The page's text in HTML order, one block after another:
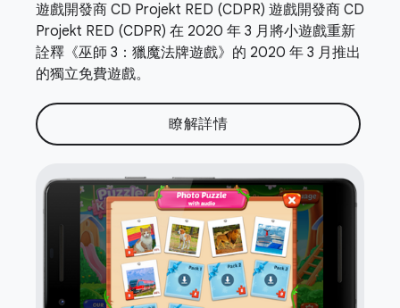
遊戲開發商 CD Projekt RED (CDPR) 遊戲開發商 CD
Projekt RED (CDPR) 在 2020 年 3 月將小遊戲重新
詮釋《巫師 3：獵魔法牌遊戲》的 2020 年 3 月推出
的獨立免費遊戲。
瞭解詳情